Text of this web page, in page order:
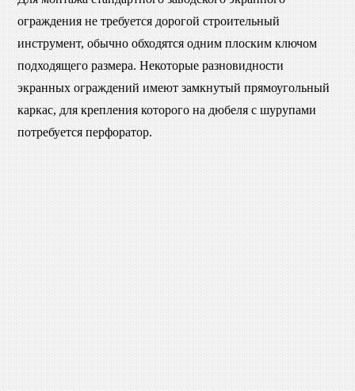
ограждения не требуется дорогой строительный
инструмент, обычно обходятся одним плоским ключом
подходящего размера. Некоторые разновидности
экранных ограждений имеют замкнутый прямоугольный
каркас, для крепления которого на дюбеля с шурупами
потребуется перфоратор.